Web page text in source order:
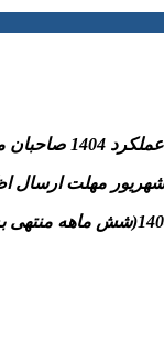
سازمان امورمالیاتی
-31 شهریور مهلت ارسال اظهارنامه مالیاتی عملکرد